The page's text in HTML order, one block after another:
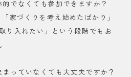
でなくても参加できますか？
家づくりを考え始めたばかり」
り入れたい」という段階でもお
っていなくても大丈夫ですか？